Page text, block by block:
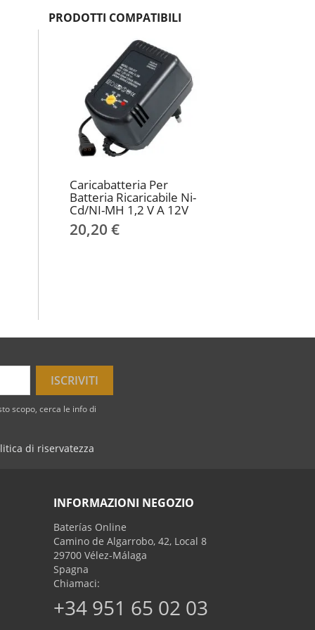
PRODOTTI COMPATIBILI
Caricabatteria Per
Batteria Ricaricabile Ni-
Cd/NI-MH 1,2 V A 12V
20,20 €
scopo, cerca le info di
di riservatezza
INFORMAZIONI NEGOZIO
Baterías Online
Camino de Algarrobo, 42, Local 8
29700 Vélez-Málaga
Spagna
Chiamaci:
+34 951 65 02 03